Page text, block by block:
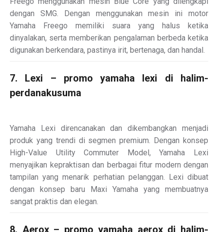
dengan SMG. Dengan menggunakan mesin ini motor
Yamaha Freego memiliki suara yang halus ketika
dinyalakan, serta memberikan pengalaman berbeda ketika
digunakan berkendara, pastinya irit, bertenaga, dan handal.
7. Lexi – promo yamaha lexi di halim-
perdanakusuma
Yamaha Lexi direncanakan dan dikembangkan menjadi
produk yang trendi di segmen premium. Dengan konsep
High-Value Utility Commuter Model, Yamaha Lexi
menyajikan kepraktisan dan berbagai fitur modern dengan
tampilan yang menarik perhatian pelanggan. Lexi dibuat
dengan konsep baru Maxi Yamaha yang membuatnya
sangat praktis dan elegan.
8. Aerox – promo yamaha aerox di halim-